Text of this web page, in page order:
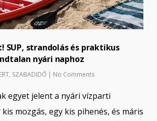
SUP, strandolás és praktikus
nyári naphoz
, SZABADIDŐ | No Comments
egyet jelent a nyári vízparti
mozgás, egy kis pihenés, és máris